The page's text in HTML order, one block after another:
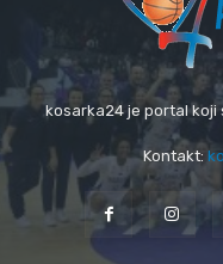
kosarka24 je portal koji
Kontakt: